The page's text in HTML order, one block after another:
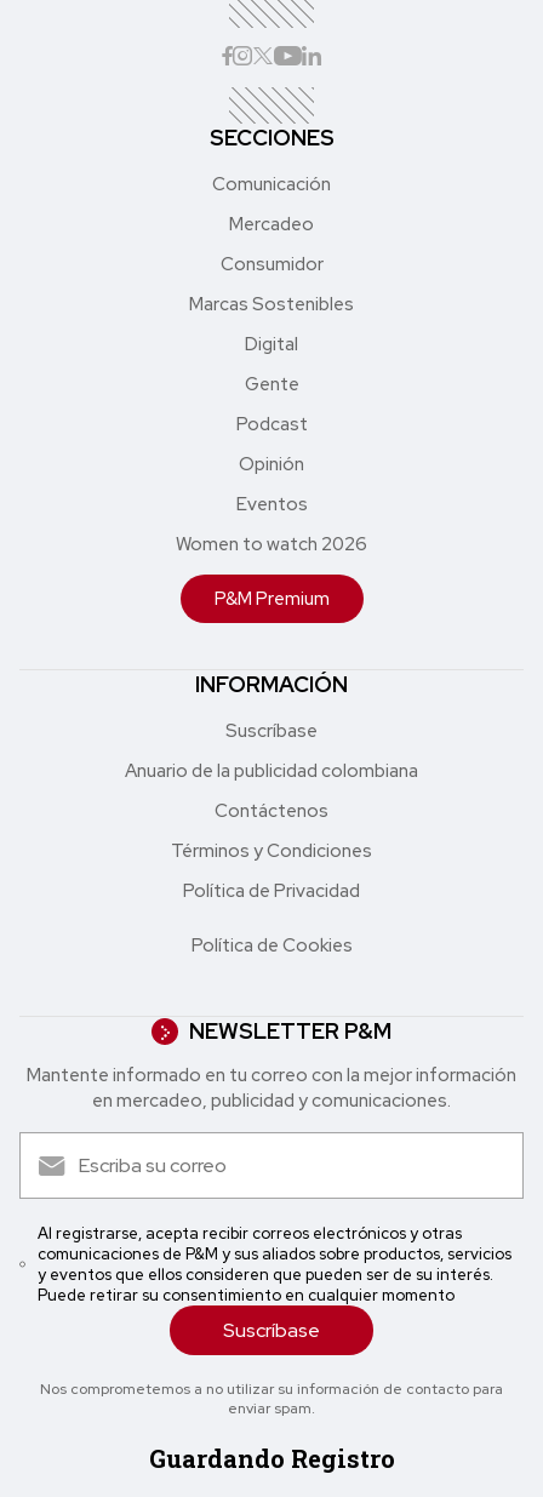
SECCIONES
Comunicación
Mercadeo
Consumidor
Marcas Sostenibles
Digital
Gente
Podcast
Opinión
Eventos
Women to watch 2026
P&M Premium
INFORMACIÓN
Suscríbase
Anuario de la publicidad colombiana
Contáctenos
Términos y Condiciones
Política de Privacidad
Política de Cookies
NEWSLETTER P&M
Mantente informado en tu correo con la mejor in formación
en mercadeo, publicidad y comunicaciones.
Al registrarse, acepta recibir correos electrónicos y otras
comunicaciones de P&M y sus aliados sobre productos, servicios
y eventos que ellos consideren que pueden ser de su interés.
Puede retirar su consentimiento en cualquier momento
Suscríbase
Nos comprometemos a no utilizar su información de contacto para
enviar spam.
Guardando Registro